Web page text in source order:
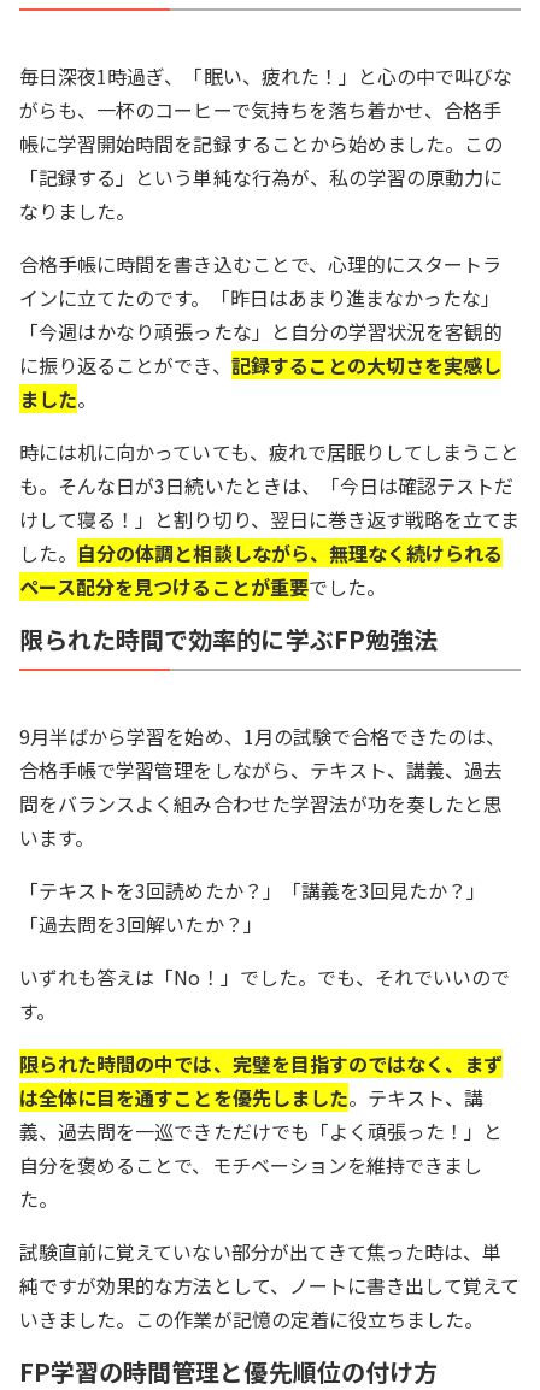
毎日深夜1時過ぎ、「眠い、疲れた！」と心の中で叫びな
がらも、一杯のコーヒーで気持ちを落ち着かせ、合格手
帳に学習開始時間を記録することから始めました。この
「記録する」という単純な行為が、私の学習の原動力に
なりました。
合格手帳に時間を書き込むことで、心理的にスタートラ
インに立てたのです。「昨日はあまり進まなかったな」
「今週はかなり頑張ったな」と自分の学習状況を客観的
に振り返ることができ、 記録することの大切さを実感し
ました。
時には机に向かっていても、疲れで居眠りしてしまうこと
も。そんな日が3日続いたときは、「今日は確認テストだ
けして寝る！」と割り切り、翌日に巻き返す戦略を立てま
した。 自分の体調と相談しながら、無理なく続けられる
ペース配分を見つけることが重要でした。
限られた時間で効率的に学ぶFP勉強法
9月半ばから学習を始め、1月の試験で合格できたのは、
合格手帳で学習管理をしながら、テキスト、講義、過去
問をバランスよく組み合わせた学習法が功を奏したと思
います。
「テキストを3回読めたか？」「講義を3回見たか？」
「過去問を3回解いたか？」
いずれも答えは「No！」でした。でも、それでいいので
す。
限られた時間の中では、完璧を目指すのではなく、まず
は全体に目を通すことを優先しました。テキスト、講
義、過去問を一巡できただけでも「よく頑張った！」と
自分を褒めることで、モチベーションを維持できまし
た。
試験直前に覚えていない部分が出てきて焦った時は、単
純ですが効果的な方法として、ノートに書き出して覚えて
いきました。この作業が記憶の定着に役立ちました。
FP学習の時間管理と優先順位の付け方